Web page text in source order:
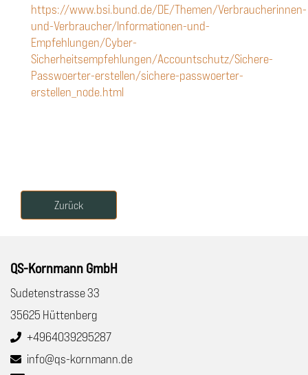
https://www.bsi.bund.de/DE/Themen/Verbraucherinnen-
und-Verbraucher/Informationen-und-
Empfehlungen/Cyber-
Sicherheitsempfehlungen/Accountschutz/Sichere-
Passwoerter-erstellen/sichere-passwoerter-
erstellen_node.html
Zurück
QS-Kornmann GmbH
Sudetenstrasse 33
35625 Hüttenberg
+4964039295287
info@qs-kornmann.de